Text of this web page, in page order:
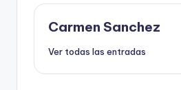
Carmen Sanchez
Ver todas las entradas